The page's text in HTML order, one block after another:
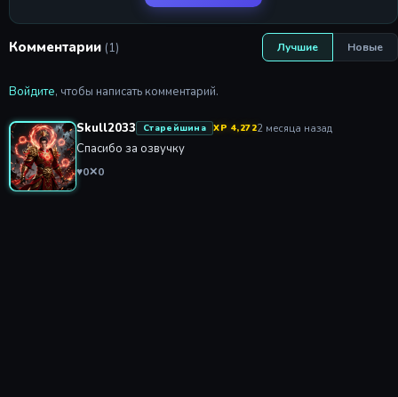
Комментарии (1) Лучшие Новые
Войдите, чтобы написать комментарий.
Skull2033 Старейшина XP 4,2722 месяца назад
Спасибо за озвучку
♥0✕0